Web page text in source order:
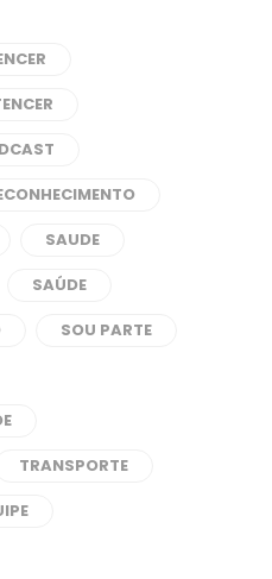
SAUDE
SAÚDE
SOU PARTE
TRANSPORTE